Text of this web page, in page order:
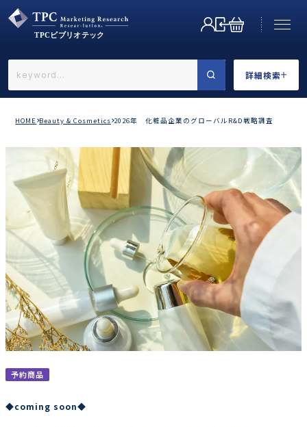
詳細検索
←戻る
業界で選ぶ
カテゴリで選ぶ
調査の種類で選ぶ
HOME Beauty & Cosmetics 2026年 化粧品企業のグローバルR&D戦略調査
予約商品
◆coming soon◆